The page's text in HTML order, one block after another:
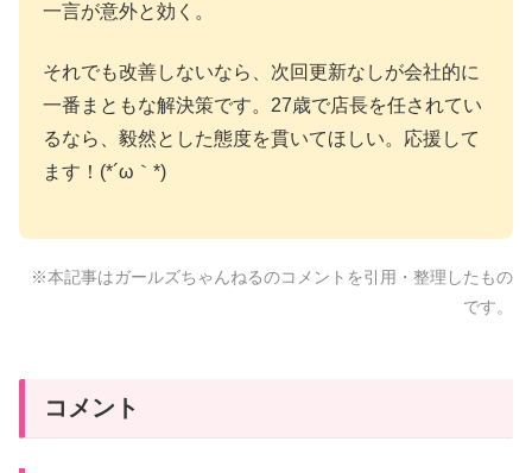
一言が意外と効く。
それでも改善しないなら、次回更新なしが会社的に
一番まともな解決策です。27歳で店長を任されてい
るなら、毅然とした態度を貫いてほしい。応援して
ます！(*´ω｀*)
※本記事はガールズちゃんねるのコメントを引用・整理したもの
です。
コメント